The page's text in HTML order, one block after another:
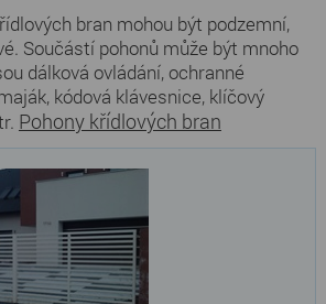
bran mohou být podzemní,
Součástí pohonů může být mnoho
dálková ovládání, ochranné
kódová klávesnice, klíčový
Pohony křídlových bran